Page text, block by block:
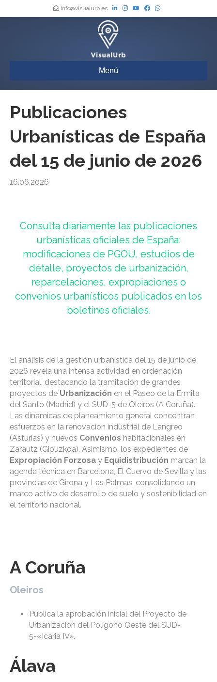
info@visualurb.es
Menú
Publicaciones
Urbanísticas de España
del 15 de junio de 2026
16.06.2026
Consulta diariamente las publicaciones
urbanísticas oficiales de España:
modificaciones de PGOU, estudios de
detalle, proyectos de urbanización,
reparcelaciones, expropiaciones o
convenios urbanísticos publicados en los
boletines oficiales.
El análisis de la gestión urbanística del 15 de junio de
2026 revela una intensa actividad en ordenación
territorial, destacando la tramitación de grandes
proyectos de Urbanización en el Paseo de la Ermita
del Santo (Madrid) y el SUD-5 de Oleiros (A Coruña).
Las dinámicas de planeamiento general concentran
esfuerzos en la renovación industrial de Langreo
(Asturias) y nuevos Convenios habitacionales en
Zarautz (Gipuzkoa). Asimismo, los expedientes de
Expropiación Forzosa y Equidistribución marcan la
agenda técnica en Barcelona, El Cuervo de Sevilla y las
provincias de Girona y Las Palmas, consolidando un
marco activo de desarrollo de suelo y sostenibilidad en
el territorio nacional.
A Coruña
Oleiros
Publica la aprobación inicial del Proyecto de
Urbanización del Polígono Oeste del SUD-
5-«Icaria IV».
Álava